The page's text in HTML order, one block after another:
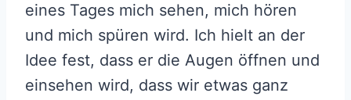
eines Tages mich sehen, mich hören
und mich spüren wird. Ich hielt an der
Idee fest, dass er die Augen öffnen und
einsehen wird, dass wir etwas ganz